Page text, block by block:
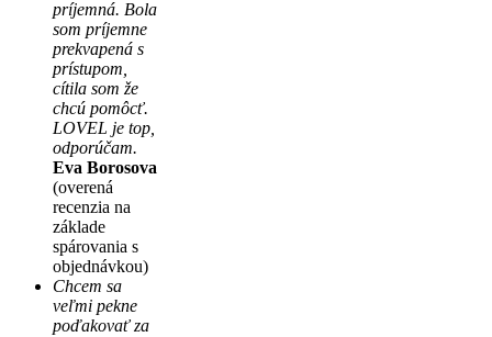
príjemná. Bola
som príjemne
prekvapená s
prístupom,
cítila som že
chcú pomôcť.
LOVEL je top,
odporúčam.
Eva Borosova
(overená
recenzia na
základe
spárovania s
objednávkou)
Chcem sa
veľmi pekne
poďakovať za